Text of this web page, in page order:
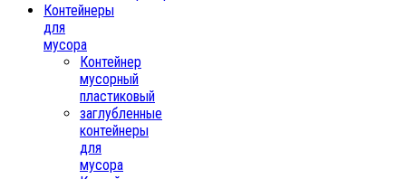
Контейнеры
для
мусора
Контейнер
мусорный
пластиковый
заглубленные
контейнеры
для
мусора